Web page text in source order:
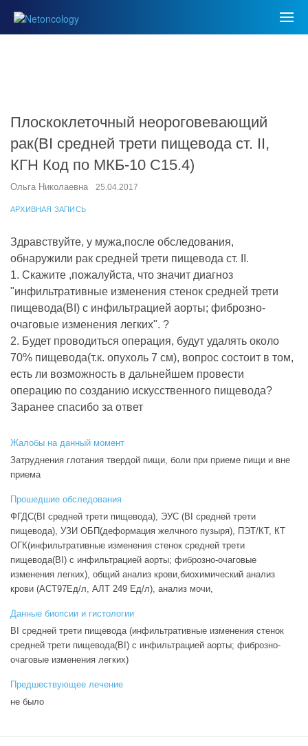
Плоскоклеточный неороговевающий
рак(BI средней трети пищевода ст. II,
КГН Код по МКБ-10 С15.4)
Ольга Николаевна 25.04.2017
АРХИВНАЯ ЗАПИСЬ
Здравствуйте, у мужа,после обследования,
обнаружили рак средней трети пищевода ст. II.
1. Скажите ,пожалуйста, что значит диагноз
"инфильтративные изменения стенок средней трети
пищевода(BI) с инфильтрацией аорты; фиброзно-
очаговые изменения легких". ?
2. Будет проводиться операция, будут удалять около
70% пищевода(т.к. опухоль 7 см), вопрос состоит в том,
есть ли возможность в дальнейшем провести
операцию по созданию искусственного пищевода?
Заранее спасибо за ответ
Жалобы на данный момент
Затруднения глотания твердой пищи, боли при приеме пищи и вне
приема
Прошедшие обследования
ФГДС(BI средней трети пищевода), ЭУС (BI средней трети
пищевода), УЗИ ОБП(деформация желчного пузыря), ПЭТ/КТ, КТ
ОГК(инфильтративные изменения стенок средней трети
пищевода(BI) с инфильтрацией аорты; фиброзно-очаговые
изменения легких), общий анализ крови,биохимический анализ
крови (АСТ97Ед/л, АЛТ 249 Ед/л), анализ мочи,
Данные биопсии и гистологии
BI средней трети пищевода (инфильтративные изменения стенок
средней трети пищевода(BI) с инфильтрацией аорты; фиброзно-
очаговые изменения легких)
Предшествующее лечение
не было